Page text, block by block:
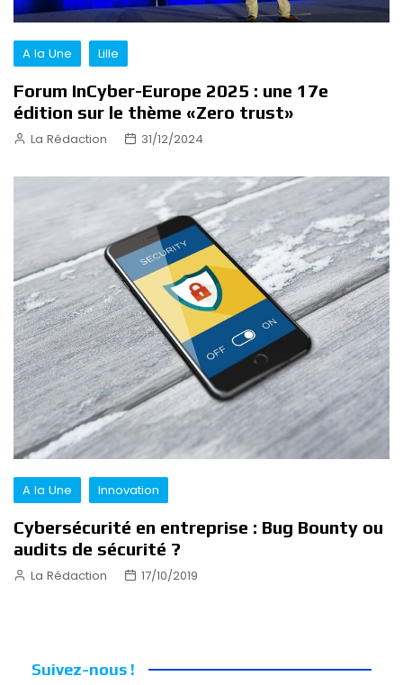
A la Une Lille
Forum InCyber-Europe 2025 : une 17e
édition sur le thème «Zero trust»
La Rédaction 31/12/2024
A la Une Innovation
Cybersécurité en entreprise : Bug Bounty ou
audits de sécurité ?
La Rédaction 17/10/2019
Suivez-nous !